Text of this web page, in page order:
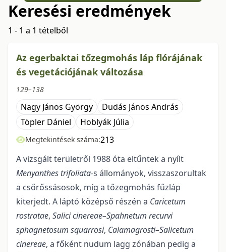
Keresési eredmények
1 - 1 a 1 tételből
Az egerbaktai tőzegmohás láp flórájának
és vegetációjának változása
129–138
Nagy János György
Dudás János András
Töpler Dániel
Hoblyák Júlia
Megtekintések száma:213
A vizsgált területről 1988 óta eltűntek a nyílt
Menyanthes trifoliata-s állományok, visszaszorultak
a csőrőssásosok, míg a tőzegmohás fűzláp
kiterjedt. A láptó középső részén a Caricetum
rostratae, Salici cinereae–Spahnetum recurvi
sphagnetosum squarrosi, Calamagrosti–Salicetum
cinereae, a főként nudum lagg zónában pedig a